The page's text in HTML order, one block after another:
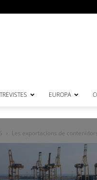
EUROPA
Les exportacions de